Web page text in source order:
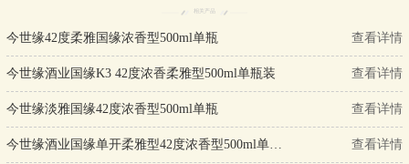
相关产品
今世缘42度柔雅国缘浓香型500ml单瓶 查看详情
今世缘酒业国缘K3 42度浓香柔雅型500ml单瓶装 查看详情
今世缘淡雅国缘42度浓香型500ml单瓶 查看详情
查看详情